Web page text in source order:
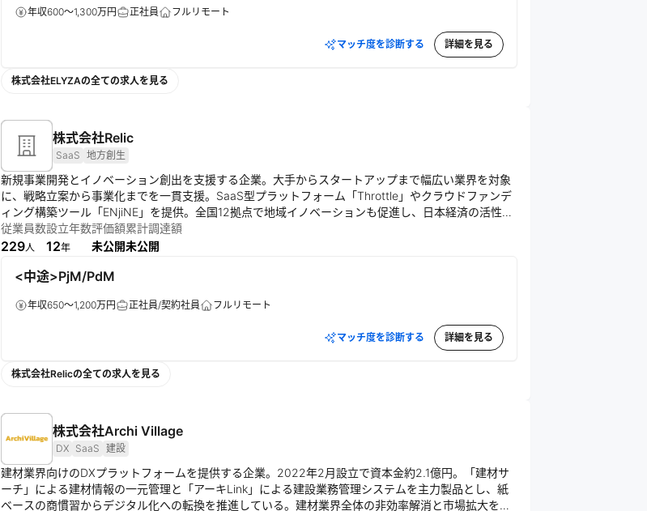
年収600～1,300万円 正社員 フルリモート
マッチ度を診断する 詳細を見る
株式会社ELYZAの全ての求人を見る
株式会社Relic
SaaS 地方創生
新規事業開発とイノベーション創出を支援する企業。大手からスタートアップまで幅広い業界を対象
に、戦略立案から事業化までを一貫支援。SaaS型プラットフォーム「Throttle」やクラウドファンデ
ィング構築ツール「ENjiNE」を提供。全国12拠点で地域イノベーションも促進し、日本経済の活性化
を目指す。
従業員数
229人
設立年数
12年
評価額
未公開
累計調達額
未公開
<中途>PjM/PdM
年収650～1,200万円 正社員/契約社員 フルリモート
マッチ度を診断する 詳細を見る
株式会社Relicの全ての求人を見る
株式会社Archi Village
DX SaaS 建設
建材業界向けのDXプラットフォームを提供する企業。2022年2月設立で資本金約2.1億円。「建材サ
ーチ」による建材情報の一元管理と「アーキLink」による建設業務管理システムを主力製品とし、紙
ベースの商慣習からデジタル化への転換を推進している。建材業界全体の非効率解消と市場拡大を目